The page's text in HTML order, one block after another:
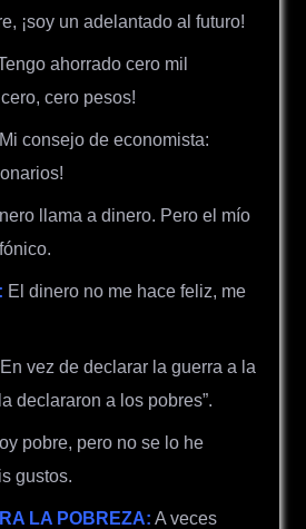
¡soy un adelantado al futuro!
ahorrado cero mil
cero pesos!
Mi consejo de economista:
llama a dinero. Pero el mío
El dinero no me hace feliz, me
vez de declarar la guerra a la
declararon a los pobres”.
pobre, pero no se lo he
gustos.
LA POBREZA: A veces